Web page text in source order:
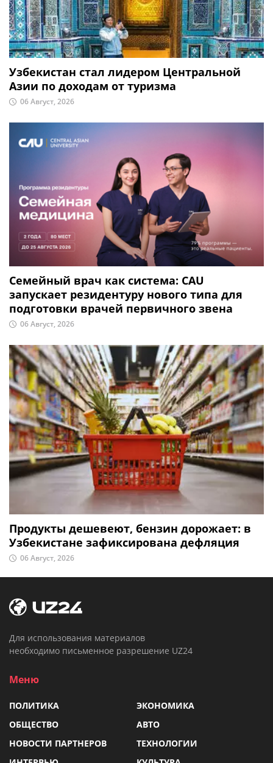
Узбекистан стал лидером Центральной
Азии по доходам от туризма
06 Август, 2026
Семейный врач как система: CAU
запускает резидентуру нового типа для
подготовки врачей первичного звена
06 Август, 2026
Продукты дешевеют, бензин дорожает: в
Узбекистане зафиксирована дефляция
06 Август, 2026
Для использования материалов
необходимо письменное разрешение UZ24
Меню
ПОЛИТИКА
ЭКОНОМИКА
ОБЩЕСТВО
АВТО
НОВОСТИ ПАРТНЕРОВ
ТЕХНОЛОГИИ